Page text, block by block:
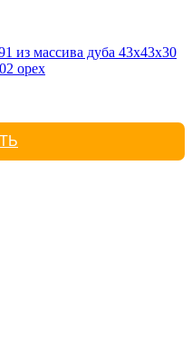
из массива дуба 43х43х30
орех